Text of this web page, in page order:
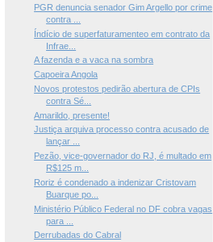
PGR denuncia senador Gim Argello por crime
contra ...
Índício de superfaturamenteo em contrato da
Infrae...
A fazenda e a vaca na sombra
Capoeira Angola
Novos protestos pedirão abertura de CPIs
contra Sé...
Amarildo, presente!
Justiça arquiva processo contra acusado de
lançar ...
Pezão, vice-governador do RJ, é multado em
R$125 m...
Roriz é condenado a indenizar Cristovam
Buarque po...
Ministério Público Federal no DF cobra vagas
para ...
Derrubadas do Cabral